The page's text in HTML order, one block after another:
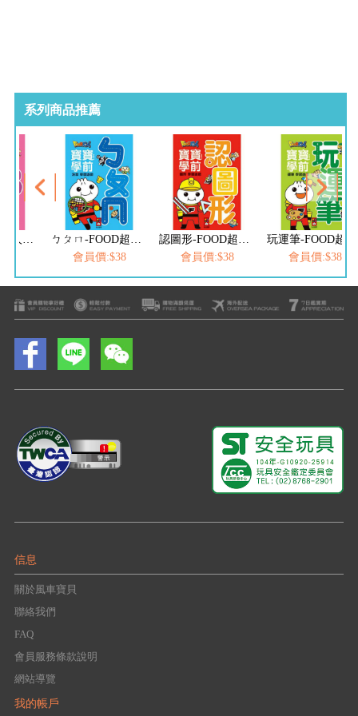
系列商品推薦
ABC-FOOD超人寶寶學前字母學習遊戲
ㄅㄆㄇ-FOOD超人寶寶學前注音學習遊戲
會員價:$38
認圖形-FOOD超人寶寶學前圖形學習遊戲
會員價:$38
會員價:$38
信息
關於風車寶貝
聯絡我們
FAQ
會員服務條款說明
網站導覽
我的帳戶